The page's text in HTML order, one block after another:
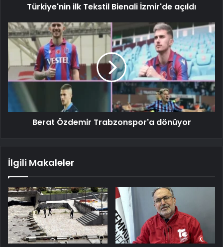
Türkiye'nin ilk Tekstil Bienali İzmir'de açıldı
Berat Özdemir Trabzonspor'a dönüyor
İlgili Makaleler